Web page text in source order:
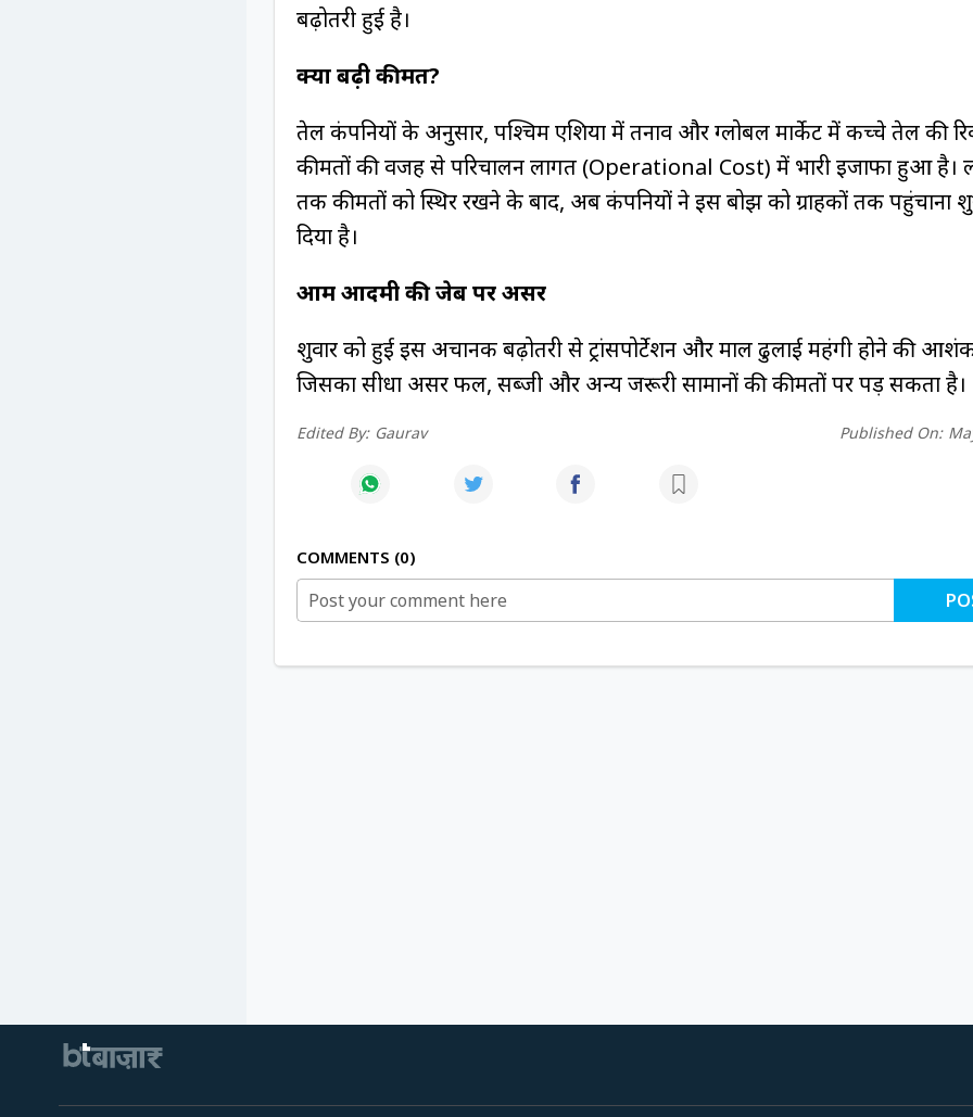
बढ़ोतरी हुई है।
क्यों बढ़ी कीमतें?
तेल कंपनियों के अनुसार, पश्चिम एशिया में तनाव और ग्लोबल मार्केट में कच्चे तेल की
कीमतों की वजह से परिचालन लागत (Operational Cost) में भारी इजाफा हुआ
तक कीमतों को स्थिर रखने के बाद, अब कंपनियों ने इस बोझ को ग्राहकों तक पहुंचाना
दिया है।
आम आदमी की जेब पर असर
शुक्रवार को हुई इस अचानक बढ़ोतरी से ट्रांसपोर्टेशन और माल ढुलाई महंगी होने की
जिसका सीधा असर फल, सब्जी और अन्य जरूरी सामानों की कीमतों पर पड़ सकता है।
Edited By: Gaurav Published On:
COMMENTS 0